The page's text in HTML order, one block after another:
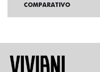
COMPARATIVO